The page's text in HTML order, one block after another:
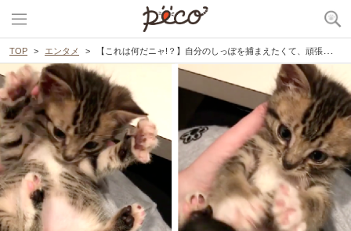
TOP エンタメ 【これは何だニャ!？】自分のしっぽを捕まえたくて、頑張る子猫。その必死すぎる姿が…(; ･`д･´)